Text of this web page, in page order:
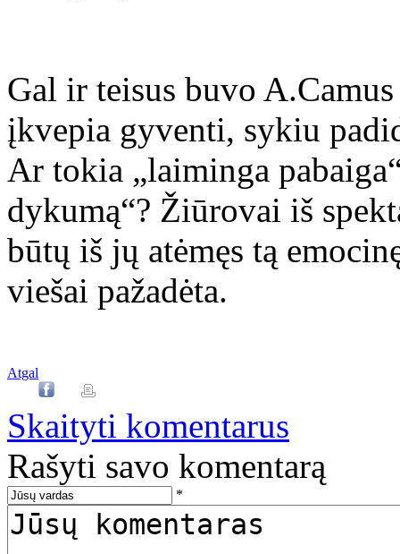
Gal ir teisus buvo
įkvepia gyventi, sykiu
Ar tokia „laiminga
dykumą“? Žiūrovai iš
būtų iš jų atėmęs tą
viešai pažadėta.
Atgal
Skaityti komentarus
Rašyti savo komentarą
*